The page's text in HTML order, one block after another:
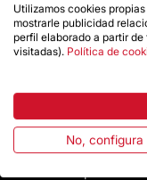
Normativa y
Agenda
Utilizamos cookies
mostrarle publicidad
perfil elaborado a partir
visitadas). Política de
No, configura